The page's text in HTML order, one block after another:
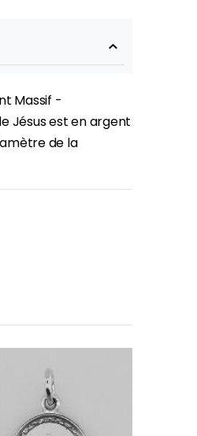
Massif -
Jésus est en argent
de la